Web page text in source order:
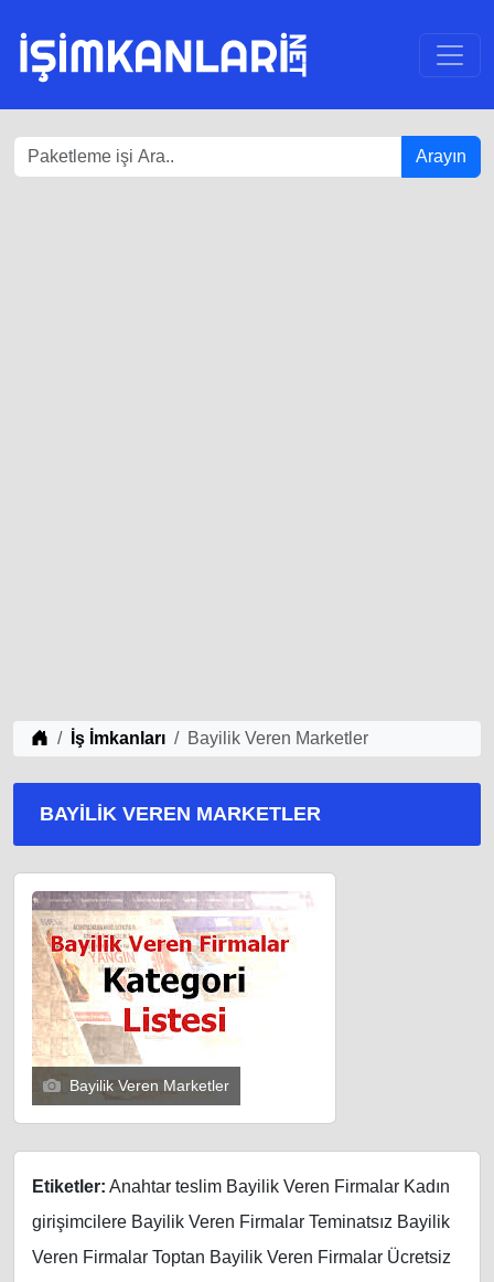
Arayın
iş Fikirleri
İş İmkanları Bayilik Veren Marketler
BAYILIK VEREN MARKETLER
Bayilik Veren Marketler
Etiketler: Anahtar teslim Bayilik Veren Firmalar Kadın
girişimcilere Bayilik Veren Firmalar Teminatsız Bayilik
Veren Firmalar Toptan Bayilik Veren Firmalar Ücretsiz